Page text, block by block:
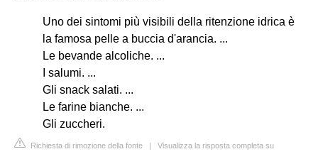
Uno dei sintomi più visibili della ritenzione idrica è
la famosa pelle a buccia d'arancia. ...
Le bevande alcoliche. ...
I salumi. ...
Gli snack salati. ...
Le farine bianche. ...
Gli zuccheri.
Richiesta di rimozione della fonte | Visualizza la risposta completa su